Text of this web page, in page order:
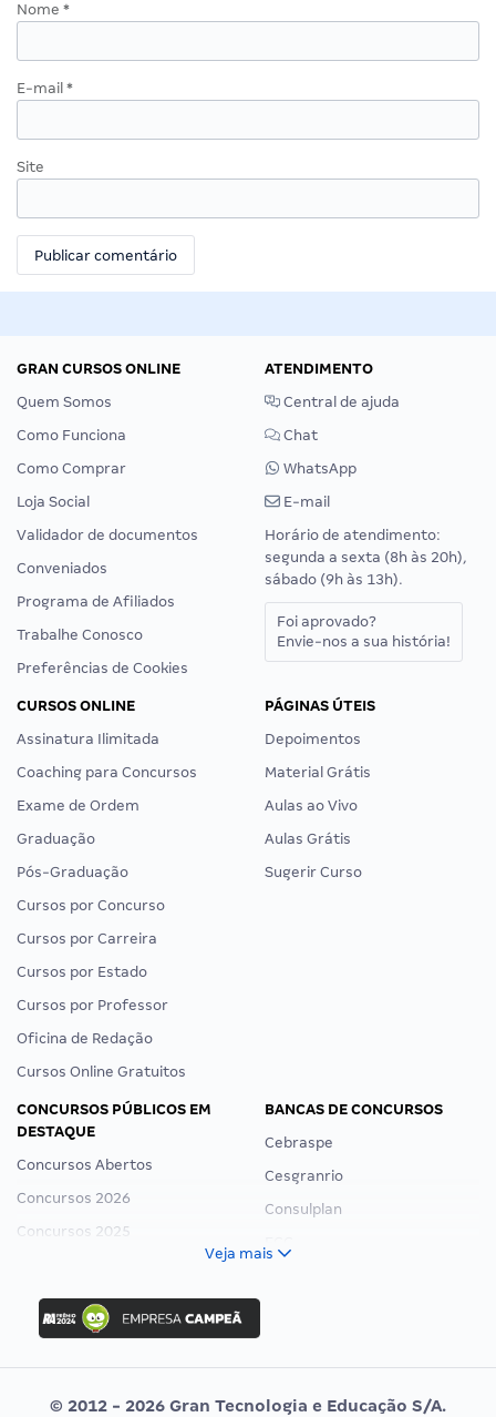
Nome *
E-mail *
Site
GRAN CURSOS ONLINE
Quem Somos
Como Funciona
Como Comprar
Loja Social
Validador de documentos
Conveniados
Programa de Afiliados
Trabalhe Conosco
Preferências de Cookies
ATENDIMENTO
Central de ajuda
Chat
WhatsApp
E-mail
Horário de atendimento:
segunda a sexta (8h às 20h),
sábado (9h às 13h).
Foi aprovado?
Envie-nos a sua história!
CURSOS ONLINE
Assinatura Ilimitada
Coaching para Concursos
Exame de Ordem
Graduação
Pós-Graduação
Cursos por Concurso
Cursos por Carreira
Cursos por Estado
Cursos por Professor
Oficina de Redação
Cursos Online Gratuitos
PÁGINAS ÚTEIS
Depoimentos
Material Grátis
Aulas ao Vivo
Aulas Grátis
Sugerir Curso
CONCURSOS PÚBLICOS EM
DESTAQUE
Concursos Abertos
Concursos 2026
Concursos 2025
Concurso Ibama
Concurso MPU
Editais publicados
BANCAS DE CONCURSOS
Cebraspe
Cesgranrio
Consulplan
Vunesp
Veja mais
© 2012 - 2026 Gran Tecnologia e Educação S/A.